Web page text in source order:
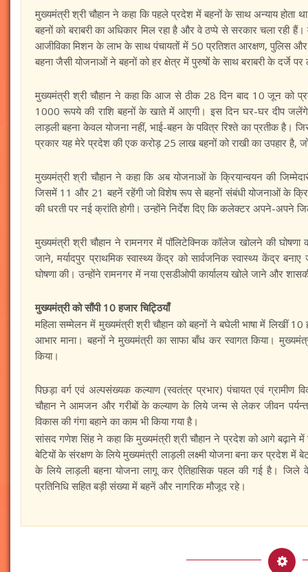
मुख्यमंत्री श्री चौहान ने कहा कि पहले प्रदेश में बहनों के साथ अन्याय
बहनों को बराबरी का अधिकार मिल रहा है और वे ठप्पे से सरकार चला रही
आजीविका मिशन के लाभ के साथ पंचायतों में 50 प्रतिशत आरक्षण, पुलिस
बहना जैसी योजनाओं ने बहनों को हर क्षेत्र में पुरुषों के साथ बराबरी के दर्जे पर
मुख्यमंत्री श्री चौहान ने कहा कि आज से ठीक 28 दिन बाद 10 जून को
1000 रूपये की राशि बहनों के खाते में आएगी। इस दिन घर-घर दीप जलेंगे
लाड़ली बहना केवल योजना नहीं, भाई-बहन के पवित्र रिश्ते का प्रतीक है।
प्रकार यह मेरे प्रदेश की एक करोड़ 25 लाख बहनों को राखी का उपहार है,
मुख्यमंत्री श्री चौहान ने कहा कि अब योजनाओं के क्रियान्वयन की
जिसमें 11 और 21 बहनें रहेंगी जो विशेष रूप से बहनों संबंधी योजनाओं के
की धरती पर नई क्रांति होगी। उन्होंने निर्देश दिए कि कलेक्टर अपने-अपने
मुख्यमंत्री श्री चौहान ने रामनगर में पॉलिटेक्निक कॉलेज खोलने की
जाने, मर्यादपुर प्राथमिक स्वास्थ्य केंद्र को सार्वजनिक स्वास्थ्य केंद्र
घोषणा की। उन्होंने रामनगर में नया एसडीओपी कार्यालय खोले जाने और
मुख्यमंत्री को सौंपी 10 हजार चिट्ठियाँ
महिला सम्मेलन में मुख्यमंत्री श्री चौहान को बहनों ने बघेली भाषा में लिखीं
आभार माना। बहनों ने मुख्यमंत्री का साफा बाँध कर स्वागत किया।
किया।
पिछड़ा वर्ग एवं अल्पसंख्यक कल्याण (स्वतंत्र प्रभार) पंचायत एवं ग्रामीण
चौहान ने आमजन और गरीबों के कल्याण के लिये जन्म से लेकर जीवन
विकास की गंगा बहाने का काम भी किया गया है।
सांसद गणेश सिंह ने कहा कि मुख्यमंत्री श्री चौहान ने प्रदेश को आगे बढ़ाने
बेटियों के संरक्षण के लिये मुख्यमंत्री लाड़ली लक्ष्मी योजना बना कर प्रदेश में
के लिये लाड़ली बहना योजना लागू कर ऐतिहासिक पहल की गई है। जिले
प्रतिनिधि सहित बड़ी संख्या में बहनें और नागरिक मौजूद रहे।